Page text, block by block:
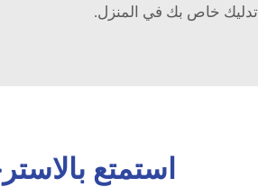
تدليك خاص بك في المنزل.
استمتع